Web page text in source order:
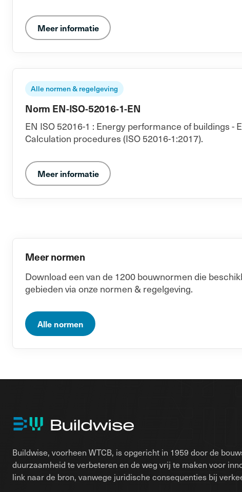
Meer informatie
Alle normen & regelgeving
Norm EN-ISO-52016-1-EN
EN ISO 52016-1 : Energy performance of buildings
Calculation procedures (ISO 52016-1:2017).
Meer informatie
Meer normen
Download een van de 1200 bouwnormen die
gebieden via onze normen & regelgeving.
Alle normen
Buildwise, voorheen WTCB, is opgericht in 1959 door de
duurzaamheid te verbeteren en de weg vrij te maken voor
link naar de bron, vanwege juridische consequenties bij